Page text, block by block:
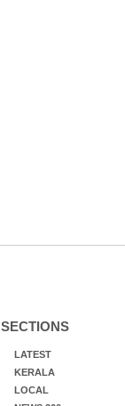
SECTIONS
LATEST
KERALA
LOCAL